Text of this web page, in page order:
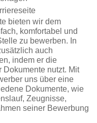
bieten wir dem
komfortabel und
zu bewerben. In
auch
indem er die
Dokumente nutzt. Mit
uns über eine
Dokumente, wie
Zeugnisse,
seiner Bewerbung